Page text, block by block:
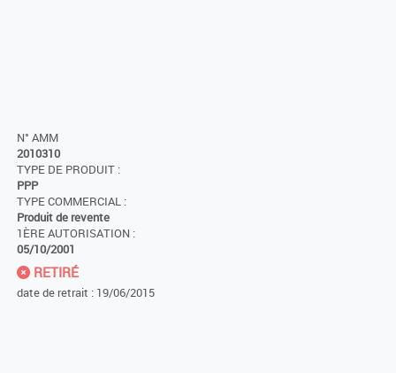
N° AMM
2010310
TYPE DE PRODUIT :
PPP
TYPE COMMERCIAL :
Produit de revente
1ÈRE AUTORISATION :
05/10/2001
RETIRÉ
date de retrait : 19/06/2015